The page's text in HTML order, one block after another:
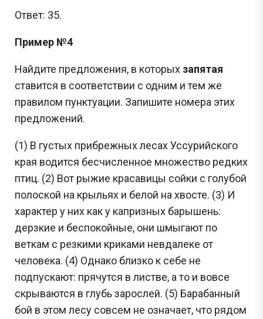
Ответ: 35.
Пример №4
Найдите предложения, в которых запятая
ставится в соответствии с одним и тем же
правилом пунктуации. Запишите номера этих
предложений.
(1) В густых прибрежных лесах Уссурийского
края водится бесчисленное множество редких
птиц. (2) Вот рыжие красавицы сойки с голубой
полоской на крыльях и белой на хвосте. (3) И
характер у них как у капризных барышень:
дерзкие и беспокойные, они шмыгают по
веткам с резкими криками невдалеке от
человека. (4) Однако близко к себе не
подпускают: прячутся в листве, а то и вовсе
скрываются в глубь зарослей. (5) Барабанный
бой в этом лесу совсем не означает, что рядом